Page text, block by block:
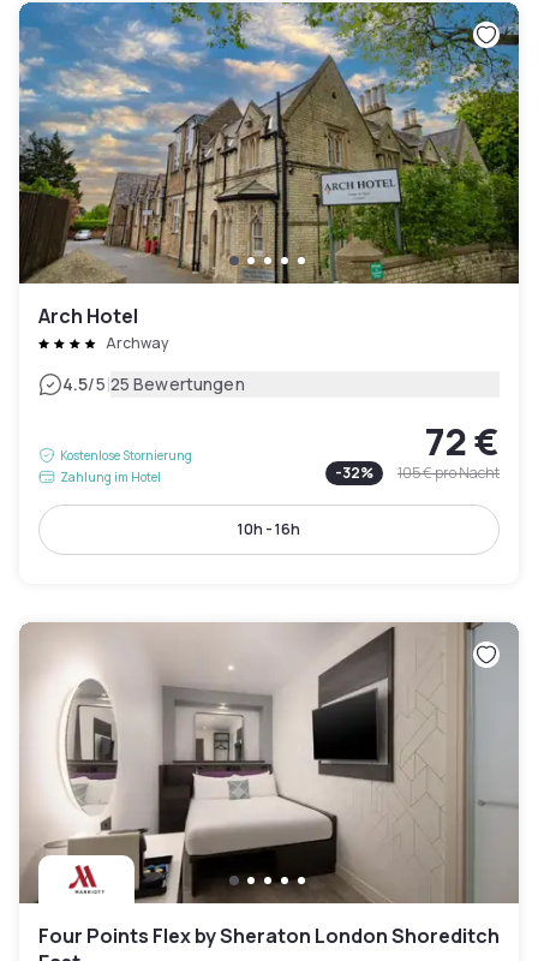
Arch Hotel
Archway
4.5/5|25 Bewertungen
Kostenlose Stornierung
Zahlung im Hotel
72 €
-32% 105 €pro Nacht
10h - 16h
Four Points Flex by Sheraton London Shoreditch